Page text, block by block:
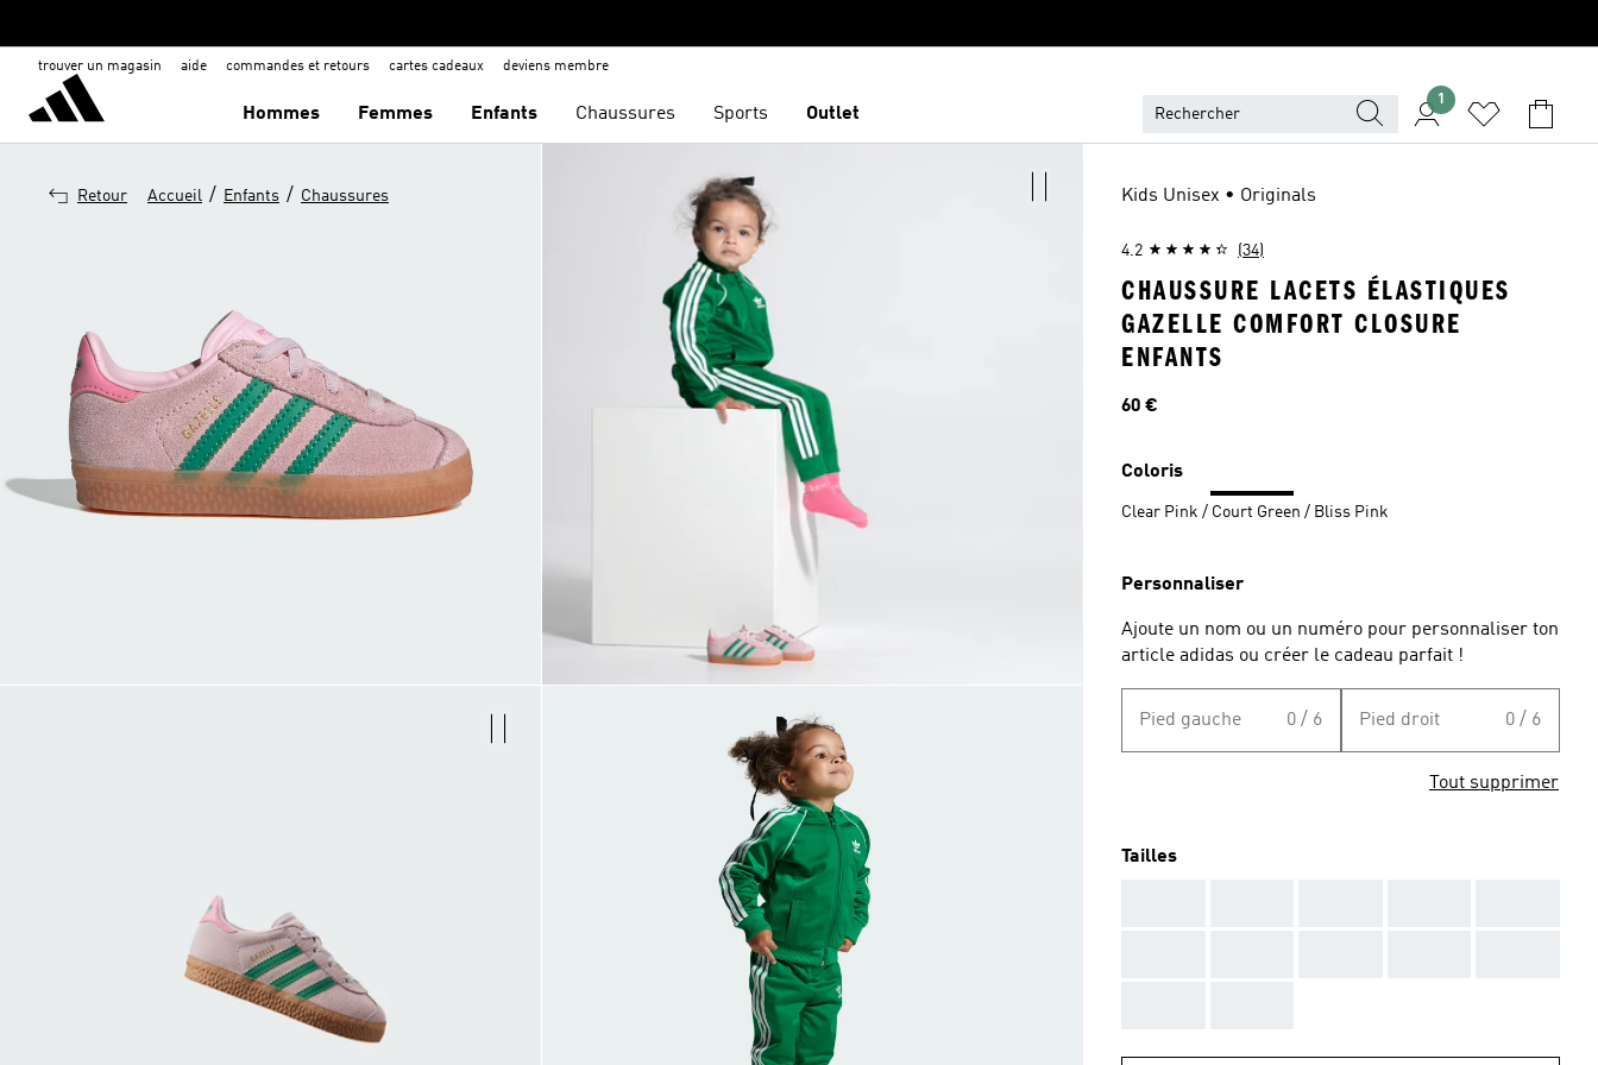
trouver un magasin aide commandes et retours cartes cadeaux deviens membre
Hommes Femmes Enfants Chaussures Sports Outlet
1
Retour Accueil / Enfants / Chaussures Kids Unisex • Originals
4.2 (34)
CHAUSSURE LACETS ÉLASTIQUES
GAZELLE COMFORT CLOSURE
ENFANTS
Prix
60 €
Coloris
Clear Pink / Court Green / Bliss Pink
Personnaliser
Ajoute un nom ou un numéro pour personnaliser ton
article adidas ou créer le cadeau parfait !
Pied gauche 0 / 6 Pied droit 0 / 6
Tout supprimer
Tailles